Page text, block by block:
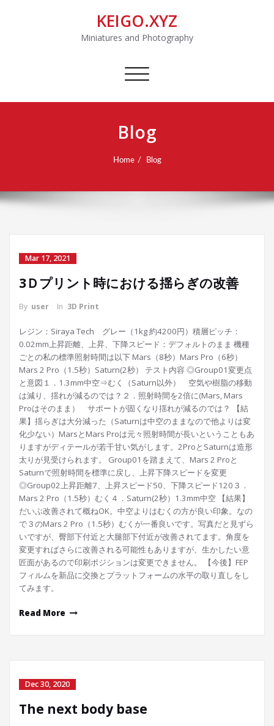
KEIGO.XYZ
Miniatures and Photography
Toggle
Blog
Home Blog
Mar 17, 2021
3Ｄプリント時における揺らぎの改善
By user In 3D Print
レジン：Siraya Tech グレー（1kg 約4200円）積層ピッチ：
0.02mm上昇距離、上昇、下降スピード：デフォルトのまま 機種
ごとの私の標準照射時間は以下 Mars（8秒）Mars Pro（6秒）
Mars 2 Pro（1.5秒）Saturn(2秒） テスト内容 ◎Group01変更点
と意図１．1.3mm中空⇒むく（Saturn以外） 空気や樹脂の移動
は減り、揺れが減るのでは？２．照射時間を2倍に(Mars, Mars
Proはそのまま） サポートが固くなり揺れが減るのでは？ 【結
果】揺らぎは大分減った（Saturnは中空のままなので他よりは変
化少ない）MarsとMars Proは元々照射時間が長いということもあ
りますがディテールが若干甘い気がします。2ProとSaturnは造形
太りが見受けられます。 Group01を踏まえて、Mars 2 Proと
Saturnで照射時間を標準に戻し、上昇下降スピードを変更
◎Group02上昇距離7、上昇スピード50、下降スピード120３．
Mars 2 Pro（1.5秒）むく４．Saturn(2秒）1.3mm中空 【結果】
だいぶ改善されて概ねOK。中空よりはむくの方が良い印象。なの
で３のMars 2 Pro（1.5秒）むくが一番良いです。写真だと見ずら
いですが、臀部下付近と大腿部下付近が改善されてます。角度を
変更すればさらに改善される可能性もありますが、生かしたい意
匠面があるので印刷ポジションは変更できません。 【今後】FEP
フィルムを新品に交換とプラットフォームの水平の取り直しをし
てみます。
Read More
Dec 30, 2020
The next body base